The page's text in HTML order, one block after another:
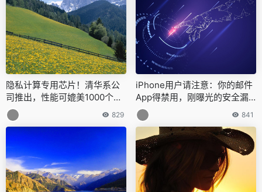
隐私计算专用芯片！清华系公
司推出，性能可媲美1000个CP
U核
829
iPhone用户请注意：你的邮件
App得禁用，刚曝光的安全漏
洞，iOS 6以上设备全中招 841